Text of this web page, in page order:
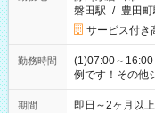
磐田駅 / 豊田町
サービス付き
勤務時間
(1)07:00～16:00
例です！その他
期間 即日～2ヶ月以上